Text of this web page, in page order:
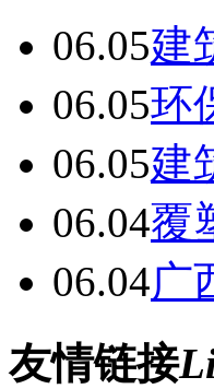
06.05建
06.05环
06.05建
06.04覆
06.04广
友情链接